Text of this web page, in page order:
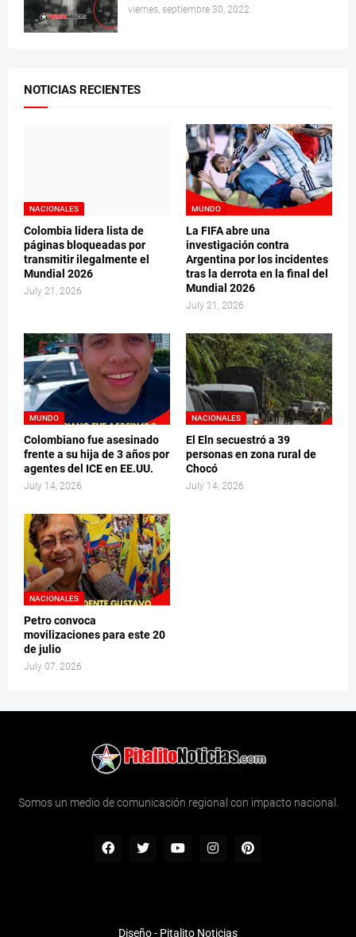
viernes, septiembre 30, 2022
NOTICIAS RECIENTES
NACIONALES
Colombia lidera lista de
páginas bloqueadas por
transmitir ilegalmente el
Mundial 2026
July 21, 2026
MUNDO
La FIFA abre una
investigación contra
Argentina por los incidentes
tras la derrota en la final del
Mundial 2026
July 21, 2026
MUNDO
Colombiano fue asesinado
frente a su hija de 3 años por
agentes del ICE en EE.UU.
July 14, 2026
NACIONALES
El Eln secuestró a 39
personas en zona rural de
Chocó
July 14, 2026
NACIONALES
Petro convoca
movilizaciones para este 20
de julio
July 07, 2026
Somos un medio de comunicación regional con impacto nacional.
Diseño - Pitalito Noticias